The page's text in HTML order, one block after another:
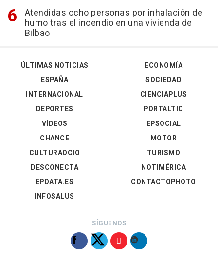
Atendidas ocho personas por inhalación de
humo tras el incendio en una vivienda de
Bilbao
ÚLTIMAS NOTICIAS
ESPAÑA
INTERNACIONAL
DEPORTES
VÍDEOS
ECONOMÍA
SOCIEDAD
CIENCIAPLUS
PORTALTIC
EPSOCIAL
CHANCE
CULTURAOCIO
DESCONECTA
EPDATA.ES
INFOSALUS
MOTOR
TURISMO
NOTIMÉRICA
CONTACTOPHOTO
SÍGUENOS